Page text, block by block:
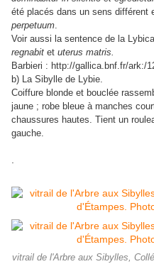
été placés dans un sens différent
perpetuum.
Voir aussi la sentence de la
regnabit et uterus matris.
Barbieri : http://gallica.bnf.fr/ark:/
b) La Sibylle de Lybie.
Coiffure blonde et bouclée
jaune ; robe bleue à manches
chaussures hautes. Tient un
gauche.
vitrail de l'Arbre aux Sibylles,